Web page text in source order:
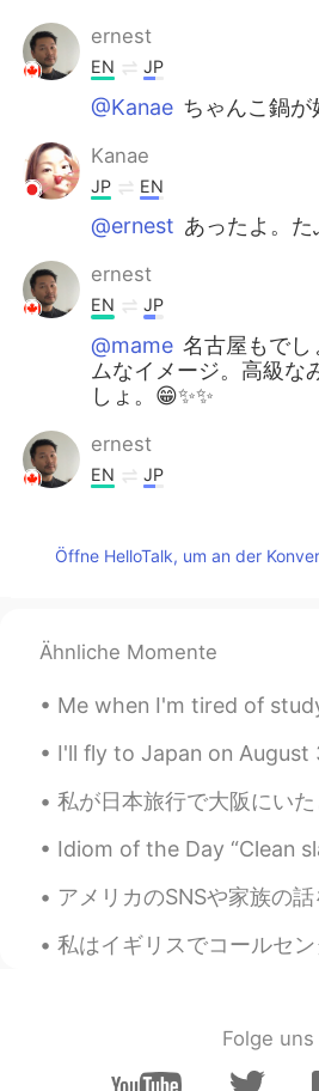
ernest
EN JP
@Kanae ちゃんこ鍋が
Kanae
JP EN
@ernest あったよ。た
ernest
EN JP
@mame 名古屋もでし
ムなイメージ。高級な
しょ。😁✨✨
ernest
EN JP
事に行っただけ！😄💦
EN JP
る？😂KITTEに行った
ernest
EN JP
ったことがない。😄あ
ernest
EN JP
Miko
Öffne HelloTalk, um an der
Ähnliche Momente
Me when I'm tired of studying 🤪🤪 ( Arabic is so difficult ) 공부가 지
I'll fly to Japan on August 3rd! I'm sorry excited. I'll arrive
私が日本旅行で大阪にいたとき、私と私の友人は大阪城公園でとても親切な日本人男性と出会いました。彼は私たちに折り紙を教え、
Idiom of the Day “Clean slate” Any new start to your
アメリカのSNSや家族の話を聞くと、どうしても日本の対策は怠けてるかと思ってた。。それに、オリンピックの延期が決まってから
私はイギリスでコールセンターで働きます。 ある日、英語をあまり聞き取れないお客さんに電話かけされました。日本人だと気づきま
Folge uns